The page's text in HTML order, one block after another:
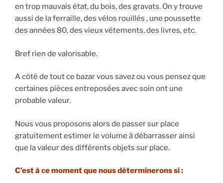
en trop mauvais état, du bois, des gravats. On y trouve
aussi de la ferraille, des vélos rouillés , une poussette
des années 80, des vieux vêtements, des livres, etc.
Bref rien de valorisable.
A côté de tout ce bazar vous savez ou vous pensez que
certaines pièces entreposées avec soin ont une
probable valeur.
Nous vous proposons alors de passer sur place
gratuitement estimer le volume à débarrasser ainsi
que la valeur des différents objets sur place.
C’est à ce moment que nous déterminerons si :